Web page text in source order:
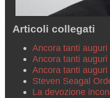
Articoli collegati
Ancora tanti
Ancora tanti
Ancora tanti
Steven Seagal
La devozione